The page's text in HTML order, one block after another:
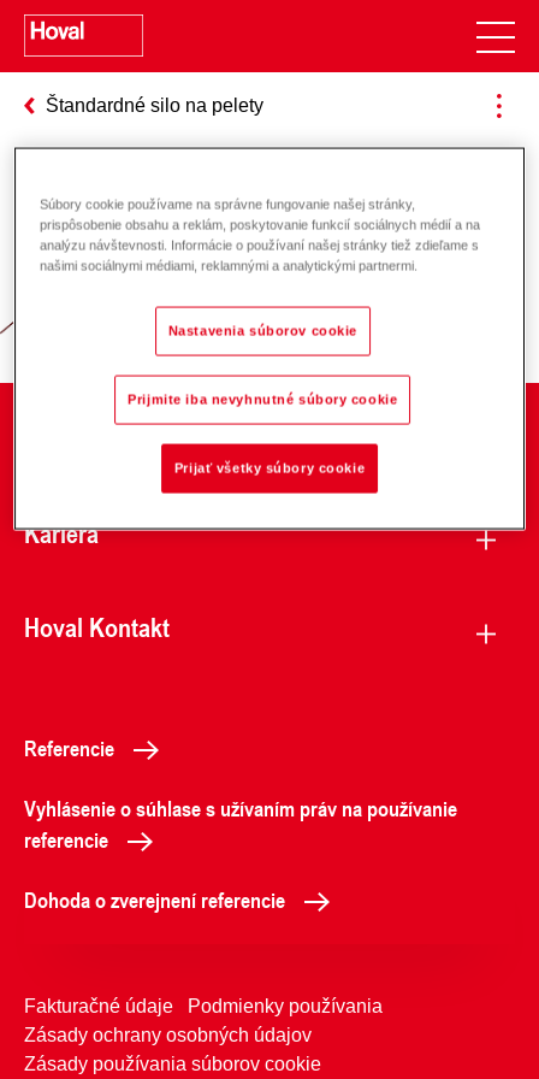
Štandardné silo na pelety
Zodpovednosť za energiu a životné
prostredie
O spoločnosti
Kariéra
Hoval Kontakt
Referencie
Vyhlásenie o súhlase s užívaním práv na používanie
referencie
Dohoda o zverejnení referencie
Fakturačné údaje
Podmienky používania
Zásady ochrany osobných údajov
Zásady používania súborov cookie
Súbory cookie používame na správne fungovanie našej stránky,
prispôsobenie obsahu a reklám, poskytovanie funkcií sociálnych médií a na
analýzu návštevnosti. Informácie o používaní našej stránky tiež zdieľame s
našimi sociálnymi médiami, reklamnými a analytickými partnermi.
Nastavenia súborov cookie
Prijmite iba nevyhnutné súbory cookie
Prijať všetky súbory cookie